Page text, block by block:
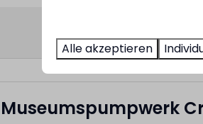
Museumspumpwerk
Alle akzeptieren